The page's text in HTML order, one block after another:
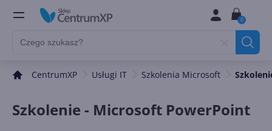
0
CentrumXP Usługi IT Szkolenia Microsoft
Szkolenie - Microsoft PowerPoint